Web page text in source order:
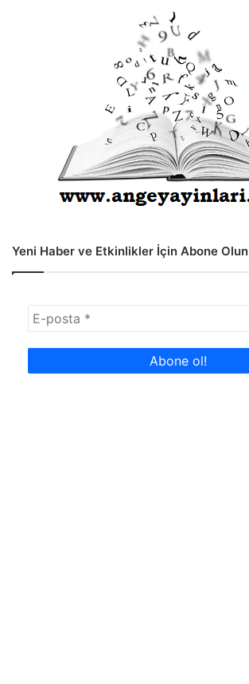
Yeni Haber ve Etkinlikler İçin Abone Olun